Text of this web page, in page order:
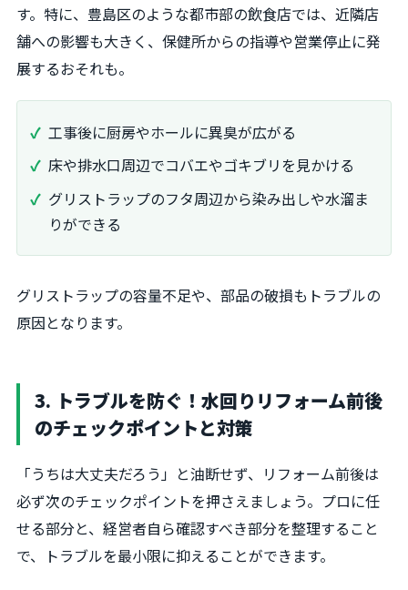
す。特に、豊島区のような都市部の飲食店では、近隣店
舗への影響も大きく、保健所からの指導や営業停止に発
展するおそれも。
工事後に厨房やホールに異臭が広がる
床や排水口周辺でコバエやゴキブリを見かける
グリストラップのフタ周辺から染み出しや水溜ま
りができる
グリストラップの容量不足や、部品の破損もトラブルの
原因となります。
3. トラブルを防ぐ！水回りリフォーム前後
のチェックポイントと対策
「うちは大丈夫だろう」と油断せず、リフォーム前後は
必ず次のチェックポイントを押さえましょう。プロに任
せる部分と、経営者自ら確認すべき部分を整理すること
で、トラブルを最小限に抑えることができます。